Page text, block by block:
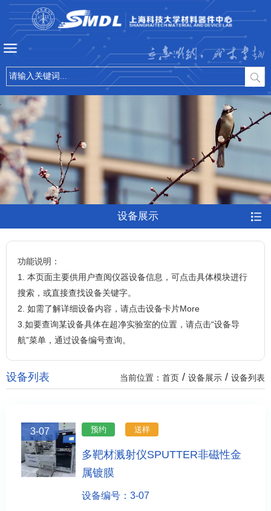
立志微纳，成才卓越
设备展示
功能说明：
1. 本页面主要供用户查阅仪器设备信息，可点击具体模块进行
搜索，或直接查找设备关键字。
2. 如需了解详细设备内容，请点击设备卡片More
3.如要查询某设备具体在超净实验室的位置，请点击“设备导
航”菜单，通过设备编号查询。
当前位置： 首页 / 设备展示 / 设备列表
设备列表
3-07 预约 送样
多靶材溅射仪SPUTTER非磁性金
属镀膜
设备编号：3-07